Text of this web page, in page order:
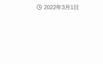
2022年3月1日